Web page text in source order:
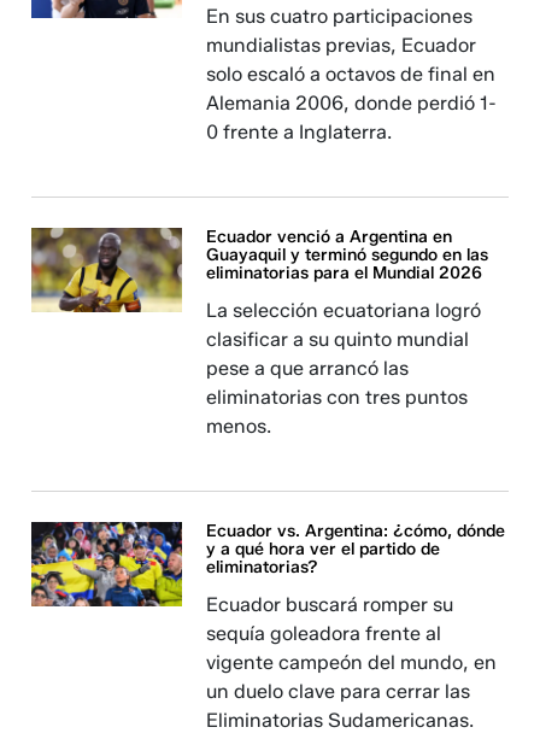
En sus cuatro participaciones
mundialistas previas, Ecuador
solo escaló a octavos de final en
Alemania 2006, donde perdió 1-
0 frente a Inglaterra.
Ecuador venció a Argentina en
Guayaquil y terminó segundo en las
eliminatorias para el Mundial 2026
La selección ecuatoriana logró
clasificar a su quinto mundial
pese a que arrancó las
eliminatorias con tres puntos
menos.
Ecuador vs. Argentina: ¿cómo, dónde
y a qué hora ver el partido de
eliminatorias?
Ecuador buscará romper su
sequía goleadora frente al
vigente campeón del mundo, en
un duelo clave para cerrar las
Eliminatorias Sudamericanas.